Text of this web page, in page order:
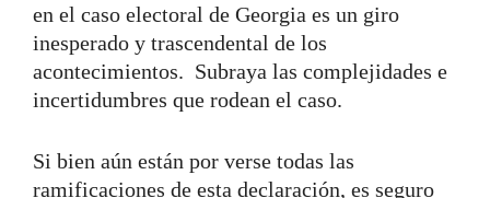
en el caso electoral de Georgia es un giro
inesperado y trascendental de los
acontecimientos. Subraya las complejidades e
incertidumbres que rodean el caso.
Si bien aún están por verse todas las
ramificaciones de esta declaración, es seguro